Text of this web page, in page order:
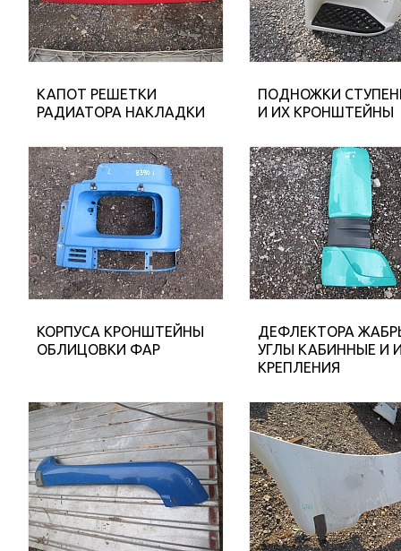
КАПОТ РЕШЕТКИ
РАДИАТОРА НАКЛАДКИ
ПОДНОЖКИ
И ИХ КРОНШТЕЙНЫ
КОРПУСА КРОНШТЕЙНЫ
ОБЛИЦОВКИ ФАР
ДЕФЛЕКТОРА
УГЛЫ КАБИННЫЕ И
КРЕПЛЕНИЯ